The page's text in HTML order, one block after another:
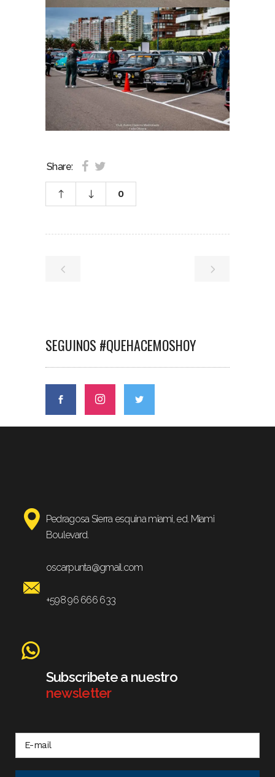
Share:
0
SEGUINOS #QUEHACEMOSHOY
Pedragosa Sierra esquina miami, ed. Miami
Boulevard.
oscarpunta@gmail.com
+598 96 666 633
Subscribete a nuestro
newsletter